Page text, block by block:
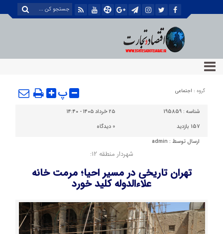
گروه : اجتماعی پ
شناسه : 195859
۲۵ خرداد ۱۴۰۵ - ۱۴:۴۰
157 بازدید
0 دیدگاه
ارسال توسط : admin
شهردار منطقه ۱۲:
تهران تاریخی در مسیر احیا؛ مرمت خانه
علاءالدوله کلید خورد